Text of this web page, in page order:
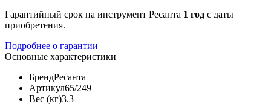
Гарантийный срок на инструмент Ресанта 1 год с даты
приобретения.
Подробнее о гарантии
Основные характеристики
БрендРесанта
Артикул65/249
Вес (кг)3.3